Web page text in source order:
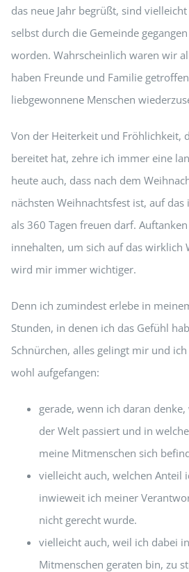
das neue Jahr begrüßt, sind
selbst durch die Gemeinde
worden. Wahrscheinlich waren wir
haben Freunde und Familie
liebgewonnene Menschen
Von der Heiterkeit und Fröhlichkeit,
bereitet hat, zehre ich immer eine
heute auch, dass nach dem
nächsten Weihnachtsfest ist, auf
als 360 Tagen freuen darf.
innehalten, um sich auf das wirklich
wird mir immer wichtiger.
Denn ich zumindest erlebe in
Stunden, in denen ich das Gefühl
Schnürchen, alles gelingt mir und
wohl aufgefangen:
gerade, wenn ich daran
der Welt passiert und in
meine Mitmenschen sich
vielleicht auch, welchen Anteil
inwieweit ich meiner
nicht gerecht wurde.
vielleicht auch, weil ich dabei
Mitmenschen geraten bin, zu